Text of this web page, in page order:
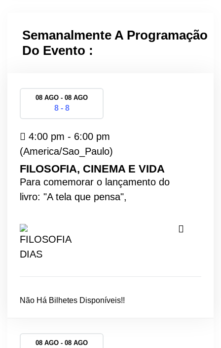
Semanalmente A Programação
Do Evento :
08 AGO - 08 AGO
8 - 8
4:00 pm - 6:00 pm
(America/Sao_Paulo)
FILOSOFIA, CINEMA E VIDA
Para comemorar o lançamento do
livro: "A tela que pensa",
Não Há Bilhetes Disponíveis!!
08 AGO - 08 AGO